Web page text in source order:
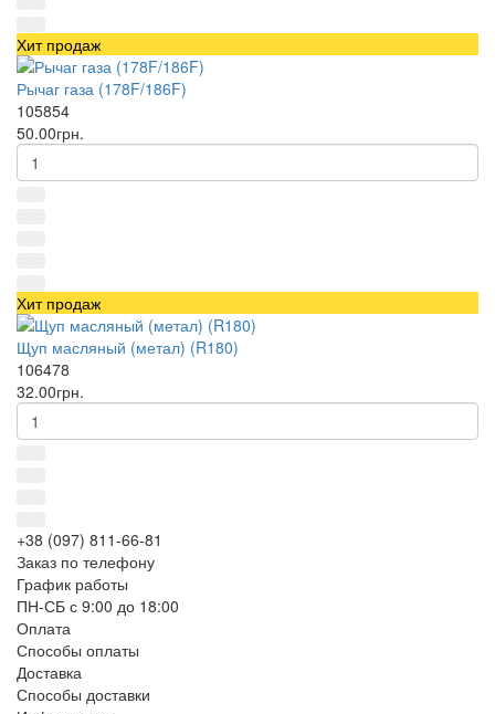
Хит продаж
Рычаг газа (178F/186F)
105854
50.00грн.
Хит продаж
Щуп масляный (метал) (R180)
106478
32.00грн.
+38 (097) 811-66-81
Заказ по телефону
График работы
ПН-СБ с 9:00 до 18:00
Оплата
Способы оплаты
Доставка
Способы доставки